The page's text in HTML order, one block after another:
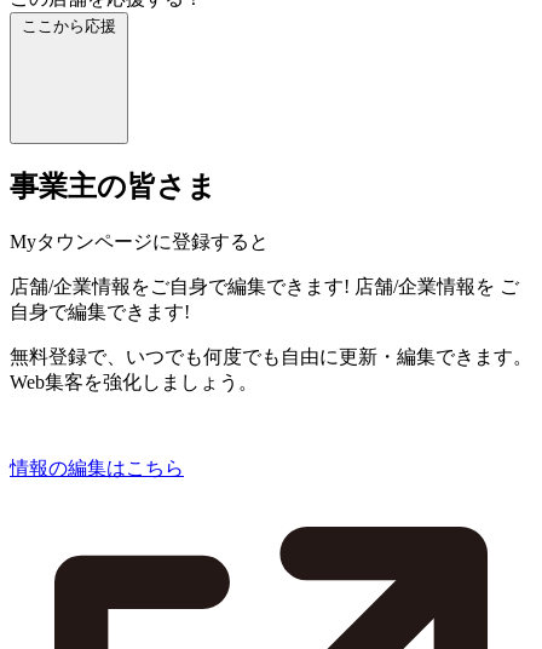
ここから応援
事業主の皆さま
Myタウンページに登録すると
店舗/企業情報をご自身で編集できます! 店舗/企業情報を ご
自身で編集できます!
無料登録で、いつでも何度でも自由に更新・編集できます。
Web集客を強化しましょう。
情報の編集はこちら